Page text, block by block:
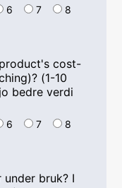
6 7
8
cost-
(1-10
bedre verdi
6 7
8
bruk? I